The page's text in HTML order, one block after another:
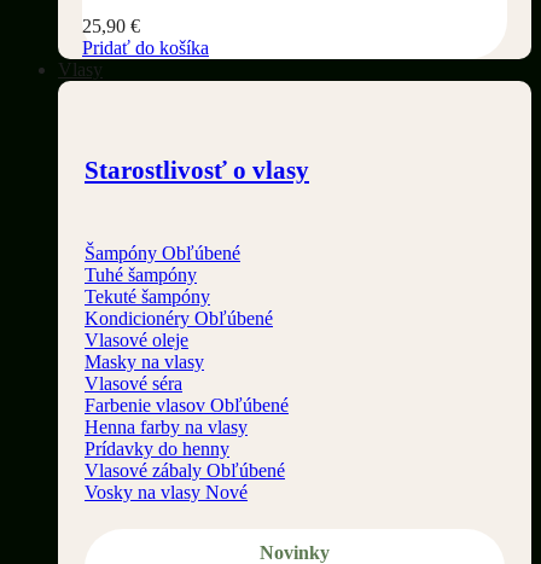
25,90 €
Pridať do košíka
Vlasy
Starostlivosť o vlasy
Šampóny
Tuhé šampóny
Tekuté šampóny
Kondicionéry
Vlasové oleje
Masky na vlasy
Vlasové séra
Farbenie vlasov
Henna farby na vlasy
Prídavky do henny
Vlasové zábaly
Vosky na vlasy
Novinky